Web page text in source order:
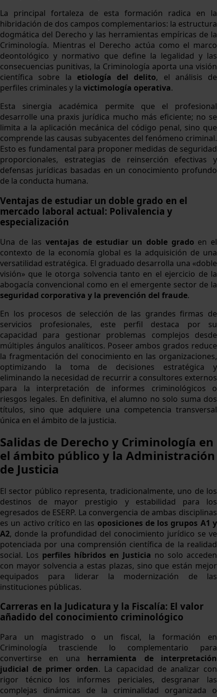
La principal fortaleza de esta formación radica en la
hibridación de dos campos complementarios: la estructura
dogmática del Derecho y las herramientas empíricas de la
Criminología. Mientras el Derecho actúa como el marco
deontológico y normativo que define la legalidad y las
consecuencias punitivas, la Criminología aporta una visión
científica sobre la etiología del delito, el análisis de
perfiles criminales y la victimología operativa.
Esta sinergia académica permite que el profesional
desarrolle una praxis jurídica mucho más eficiente; no se
limita a la aplicación mecánica del código penal, sino que
comprende las causas subyacentes del fenómeno criminal.
Esto es fundamental para proponer medidas de seguridad
proporcionales, estrategias de reinserción efectivas y
defensas jurídicas basadas en un conocimiento profundo
de la conducta humana.
Ventajas de estudiar un doble grado en el
mercado laboral actual: Polivalencia y
especialización
Una de lasventajas de estudiar un doble grado en el
contexto de la economía global es la adquisición de una
versatilidad estratégica. El graduado desarrolla una «doble
visión» que le otorga solvencia tanto en el ejercicio de la
abogacía convencional como en el emergente sector de la
seguridad corporativa y la prevención del fraude.
En los procesos de selección de las grandes firmas de
servicios profesionales, este perfil destaca por su
capacidad para gestionar problemas complejos desde
múltiples ángulos analíticos. Poseer ambos grados reduce
la fragmentación del conocimiento en las organizaciones,
optimizando la toma de decisiones estratégica y
eliminando la necesidad de recurrir a consultores externos
para la interpretación de informes criminológicos o
riesgos legales. En definitiva, el alumno no solo suma dos
títulos, sino que adquiere una competencia transversal
única en el ámbito de la justicia.
Salidas de Derecho y Criminología en
el ámbito público y la Administración
de Justicia
El sector público representa, tradicionalmente, uno de los
destinos de mayor prestigio y estabilidad para los
egresados de ESERP. La convergencia de ambas disciplinas
es un activo crítico en las oposiciones de los grupos A1 y
A2, donde la profundidad del conocimiento jurídico se ve
potenciada por una comprensión científica de la realidad
social. Los perfiles híbridos en Justicia no solo acceden
con mayor solvencia a estas plazas, sino que están mejor
equipados para liderar la modernización de las
instituciones públicas.
Carreras en la Judicatura y la Fiscalía: El valor
añadido del conocimiento criminológico
Para un magistrado o un fiscal, la formación en
Criminología trasciende lo complementario para
convertirse en una herramienta de interpretación
judicial de primer orden. La capacidad de analizar con
rigor técnico los informes periciales, desgranar las
complejas dinámicas de la criminalidad organizada o